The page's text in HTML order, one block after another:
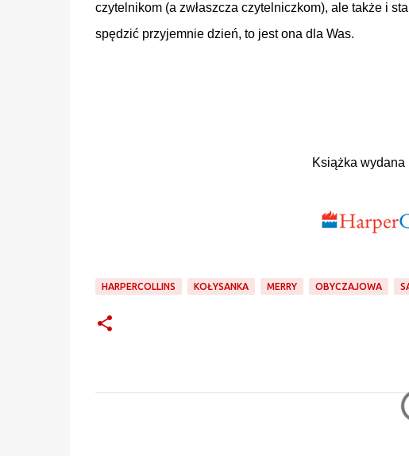
czytelnikom (a zwłaszcza czytelniczkom), ale także i
spędzić przyjemnie dzień, to jest ona dla Was.
Książka
HARPERCOLLINS KOŁYSANKA MERRY OBYCZAJOWA